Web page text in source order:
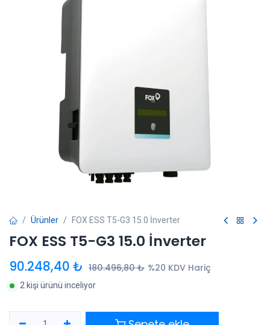
Ürünler FOX ESS T5-G3 15.0 İnverter
FOX ESS T5-G3 15.0 İnverter
90.248,40 ₺ 180.496,80₺ %20 KDV Hariç
2 kişi ürünü inceliyor